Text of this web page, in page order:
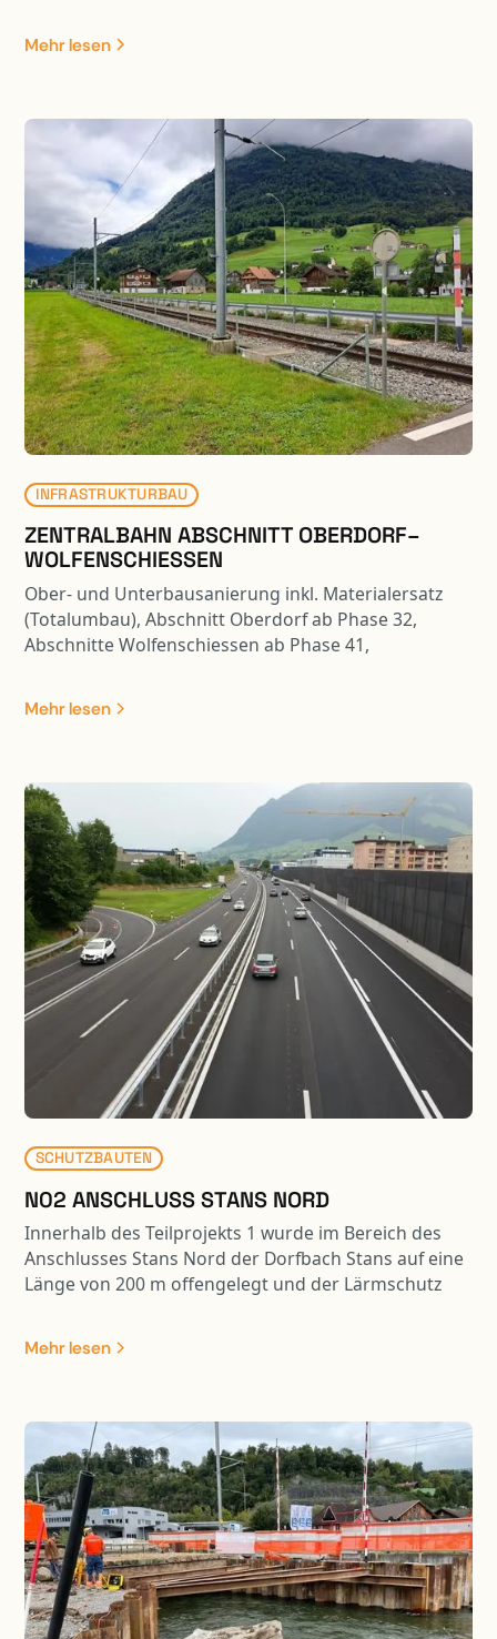
Halbanschluss Hergiswil, Verzweigung Lopper,
Trassee-Verbreiterung FBNO. Im weiteren ist die
SM, neue Tischkonstruktion auf
Ortbetonbohrpfählen [Erstellung Betonpfähle mit
Brextor] /Stützkonstruktion auf Ortbetonbohrpfählen
mit Lärmschutzwand ) , Ausbau SABA Mühlestrasse
Instandsetzung der Lärmschutzgalerie Hergiswil
(Ausschnitt aus B Magazin 02/20), Instandsetzungs-,
Verstärkungs- und Verbreiterungsarbeiten diverser
Kunstbauten sowie die umfangreichen
Projektierungs- und Bauleitungsarbeiten der
Lärmschutzwände enthalten.
Mehr lesen
INFRASTRUKTURBAU
ZENTRALBAHN ABSCHNITT OBERDORF–
WOLFENSCHIESSEN
Ober- und Unterbausanierung inkl. Materialersatz
(Totalumbau), Abschnitt Oberdorf ab Phase 32,
Abschnitte Wolfenschiessen ab Phase 41,
mit AC Rail 16 - Neue Gleisentwässerungen Typ 3b,
Neue Fahrleitungsfundamente - Instandsetzung und
Umbau Bahnübergänge (Strail-Platten,
Kabelschächte, Kabelrohranlage) - Ersatz Zäune und
Fahrzeugrückhaltesysteme - Abschnittslängen:
Oberdorf 640m, Wolfenschiessen 100m, Dörfli
1‘700m.
Mehr lesen
SCHUTZBAUTEN
N02 ANSCHLUSS STANS NORD
Innerhalb des Teilprojekts 1 wurde im Bereich des
Anschlusses Stans Nord der Dorfbach Stans auf eine
Länge von 200 m offengelegt und der Lärmschutz
integrierten Hochwasserentlastungen.
Mehr lesen